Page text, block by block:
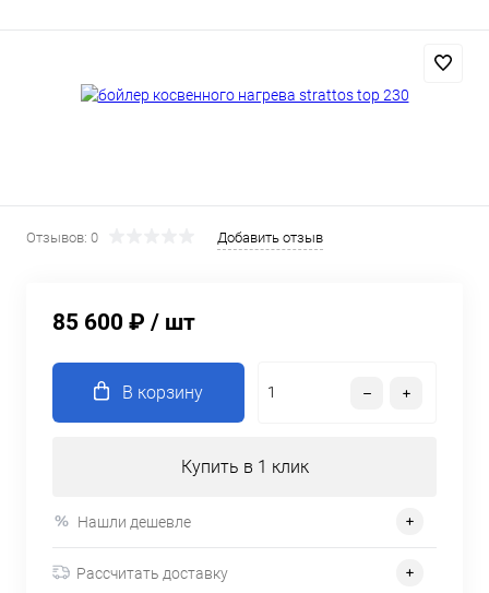
Отзывов: 0 Добавить отзыв
85 600 ₽ / шт
В корзину
Купить в 1 клик
Нашли дешевле
Рассчитать доставку